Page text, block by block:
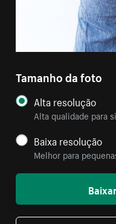
Tamanho da foto
Alta resolução
Alta qualidade para
Baixa resolução
Melhor para